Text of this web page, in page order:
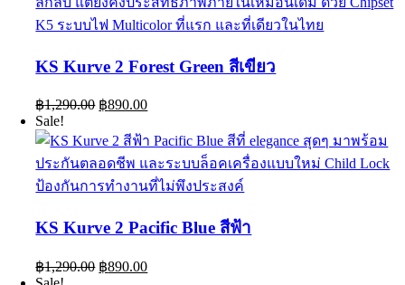
KS Kurve 2 Forest Green สีเขียว
฿1,290.00 Original
was:
฿1,290.00.
฿890.00Current
is:
฿890.00.
Sale!
KS Kurve 2 Pacific Blue สีฟ้า
฿1,290.00 Original
฿890.00Current